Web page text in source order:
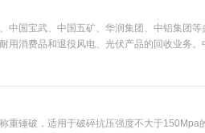
中国宝武、中国五矿、华润集团、中铝集团
用消费品和退役风电、光伏产品的回收业务
重锤破，适用于破碎抗压强度不大于150Mpa